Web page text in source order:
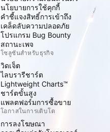
นโยบายการใช้คุกกี้
คำชี้แจงสิทธิ์การเข้าถึง
เคล็ดลับความปลอดภัย
โปรแกรม Bug Bounty
สถานะเพจ
โซลูชันสำหรับธุรกิจ
วิดเจ็ต
ไลบรารีชาร์ต
Lightweight Charts™
ชาร์ตขั้นสูง
แพลตฟอร์มการซื้อขาย
โอกาสในการเติบโต
การลงโฆษณา